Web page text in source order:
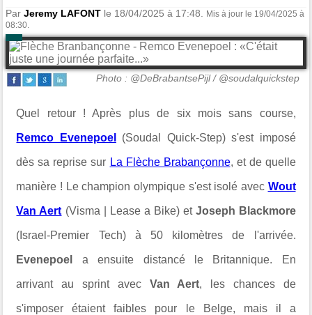
ParJeremy LAFONT le 18/04/2025 à 17:48.
Mis à jour le 19/04/2025 à
08:30.
Photo : @DeBrabantsePijl / @soudalquickstep
Quel retour ! Après plus de six mois sans course,
Remco Evenepoel (Soudal Quick-Step) s'est imposé
dès sa reprise sur La Flèche Brabançonne, et de quelle
manière ! Le champion olympique s'est isolé avec Wout
Van Aert (Visma | Lease a Bike) et Joseph Blackmore
(Israel-Premier Tech) à 50 kilomètres de l'arrivée.
Evenepoel a ensuite distancé le Britannique. En
arrivant au sprint avec Van Aert, les chances de
s'imposer étaient faibles pour le Belge, mais il a